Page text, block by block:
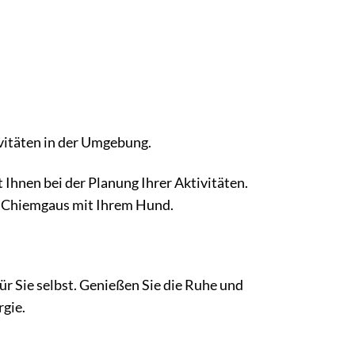
in der Umgebung.
bei der Planung Ihrer Aktivitäten.
mit Ihrem Hund.
Sie selbst. Genießen Sie die Ruhe und